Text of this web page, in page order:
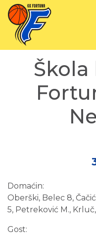
Škola
Domaćin:
Oberški, Belec 8,
5, Petreković M.,
Gost: